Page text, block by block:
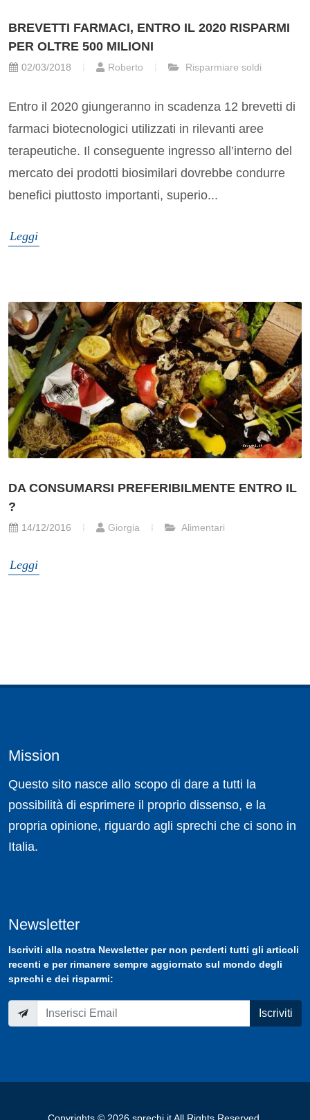
BREVETTI FARMACI, ENTRO IL 2020 RISPARMI
PER OLTRE 500 MILIONI
02/03/2018 Roberto Risparmiare soldi
Entro il 2020 giungeranno in scadenza 12 brevetti di
farmaci biotecnologici utilizzati in rilevanti aree
terapeutiche. Il conseguente ingresso all’interno del
mercato dei prodotti biosimilari dovrebbe condurre
benefici piuttosto importanti, superio...
Leggi
DA CONSUMARSI PREFERIBILMENTE ENTRO IL
?
14/12/2016 Giorgia Alimentari
Leggi
Mission
Questo sito nasce allo scopo di dare a tutti la
possibilità di esprimere il proprio dissenso, e la
propria opinione, riguardo agli sprechi che ci sono in
Italia.
Newsletter
Iscriviti alla nostra Newsletterper non perderti tutti gli articoli
recenti e per rimanere sempre aggiornato sul mondo degli
sprechi e dei risparmi:
Iscriviti